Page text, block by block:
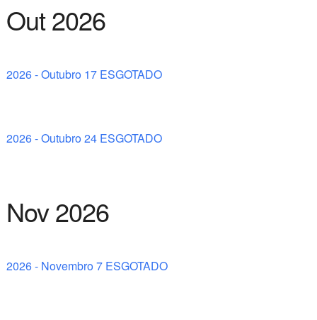
Out 2026
2026 - Outubro 17 ESGOTADO
2026 - Outubro 24 ESGOTADO
Nov 2026
2026 - Novembro 7 ESGOTADO